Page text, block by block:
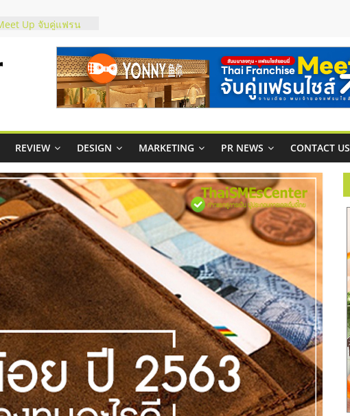
นไชส์ยอนนี่
ภาพสูง พร้อม
ะเสียง
ในไทยที่ไหนดี?
รให้คุ้มค่าและตอบ
มสภาพคล่องให้ธุรกิจ
กาสบริหารสถานี
REVIEW DESIGN MARKETING PR NEWS CONTACT US